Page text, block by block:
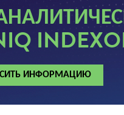
ИНФОРМАЦИЮ